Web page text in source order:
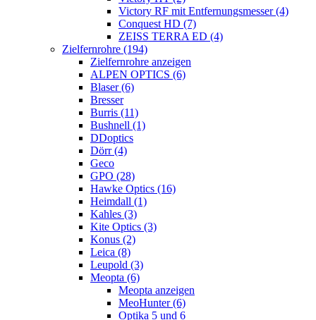
Victory RF mit Entfernungsmesser (4)
Conquest HD (7)
ZEISS TERRA ED (4)
Zielfernrohre (194)
Zielfernrohre anzeigen
ALPEN OPTICS (6)
Blaser (6)
Bresser
Burris (11)
Bushnell (1)
DDoptics
Dörr (4)
Geco
GPO (28)
Hawke Optics (16)
Heimdall (1)
Kahles (3)
Kite Optics (3)
Konus (2)
Leica (8)
Leupold (3)
Meopta (6)
Meopta anzeigen
MeoHunter (6)
Optika 5 und 6